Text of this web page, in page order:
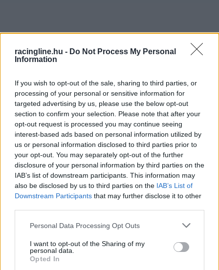
racingline.hu - Do Not Process My Personal
Information
If you wish to opt-out of the sale, sharing to third parties, or
processing of your personal or sensitive information for
targeted advertising by us, please use the below opt-out
section to confirm your selection. Please note that after your
opt-out request is processed you may continue seeing
interest-based ads based on personal information utilized by
us or personal information disclosed to third parties prior to
your opt-out. You may separately opt-out of the further
disclosure of your personal information by third parties on the
IAB’s list of downstream participants. This information may
also be disclosed by us to third parties on the IAB’s List of
Downstream Participants that may further disclose it to other
Please note that this website/app uses one or more Google
not limited to your visit or usage behaviour. You may click to
grant or deny consent to Google and its third-party tags to
use your data for below specified purposes in below Google
Personal Data Processing Opt Outs
I want to opt-out of the Sharing of my
personal data.
Opted In
Állás 11 szakasz után, motorosok
1 #77 Luciano Benavides (ARG) KTM 450 Rally
2 #9 Ricky Brabec (USA) Honda CRF 450 Rally
3 #68 Tosha Schareina (SPA) Honda CRF 450 Rally